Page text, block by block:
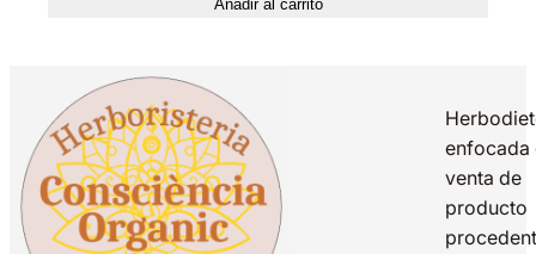
Añadir al carrito
enfocada
venta de
producto